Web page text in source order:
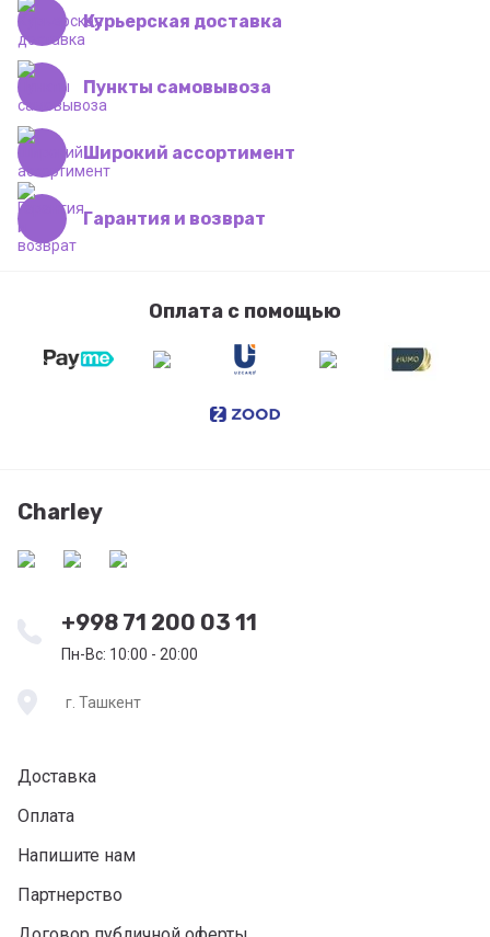
Курьерская доставка
Пункты самовывоза
Широкий ассортимент
Гарантия и возврат
Оплата с помощью
Charley
+998 71 200 03 11
Пн-Вс: 10:00 - 20:00
г. Ташкент
Доставка
Оплата
Напишите нам
Партнерство